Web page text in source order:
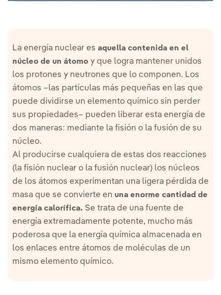
La energía nuclear es aquella contenida en el
núcleo de un átomo y que logra mantener unidos
los protones y neutrones que lo componen. Los
átomos –las partículas más pequeñas en las que
puede dividirse un elemento químico sin perder
sus propiedades– pueden liberar esta energía de
dos maneras: mediante la fisión o la fusión de su
núcleo.
Al producirse cualquiera de estas dos reacciones
(la fisión nuclear o la fusión nuclear) los núcleos
de los átomos experimentan una ligera pérdida de
masa que se convierte en una enorme cantidad de
energía calorífica. Se trata de una fuente de
energía extremadamente potente, mucho más
poderosa que la energía química almacenada en
los enlaces entre átomos de moléculas de un
mismo elemento químico.